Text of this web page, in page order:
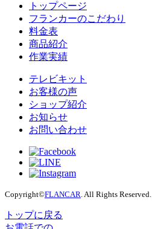
トップページ
フランカーのこだわり
料金表
商品紹介
作業実績
テレビキット
お客様の声
ショップ紹介
お知らせ
お問い合わせ
Copyright©FLANCAR. All Rights Reserved.
トップに戻る